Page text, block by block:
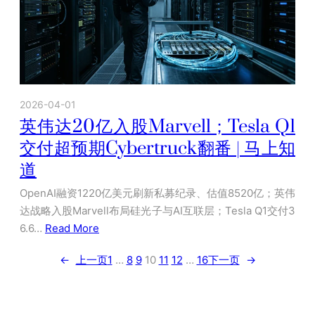
2026-04-01
英伟达20亿入股Marvell；Tesla Q1
交付超预期Cybertruck翻番 | 马上知
道
OpenAI融资1220亿美元刷新私募纪录、估值8520亿；英伟
达战略入股Marvell布局硅光子与AI互联层；Tesla Q1交付3
6.6… Read More
← 上一页1 … 8 9 10 11 12 … 16下一页 →